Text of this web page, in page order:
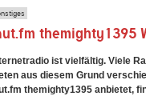
themighty1395
ist vielfältig. Viele
aus diesem Grund
themighty1395 anbietet,